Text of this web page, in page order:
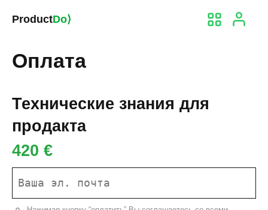
ProductDo⟩
Оплата
Технические знания для
продакта
420 €